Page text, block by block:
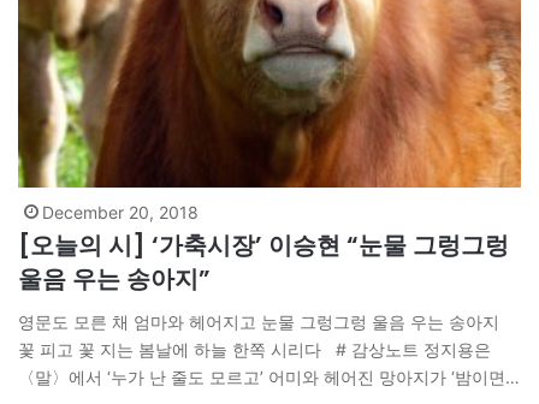
December 20, 2018
[오늘의 시] ‘가축시장’ 이승현 “눈물 그렁그렁
울음 우는 송아지”
영문도 모른 채 엄마와 헤어지고 눈물 그렁그렁 울음 우는 송아지
꽃 피고 꽃 지는 봄날에 하늘 한쪽 시리다 # 감상노트 정지용은
〈말〉에서 ‘누가 난 줄도 모르고’ 어미와 헤어진 망아지가 ‘밤이면